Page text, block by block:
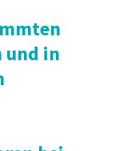
und in